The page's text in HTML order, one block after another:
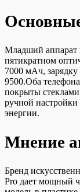
Младший аппарат
пятикратном
7000 мАч,
9500.Оба
покрыты
ручной
энергии.
Мнение
Бренд
Pro дает мощный